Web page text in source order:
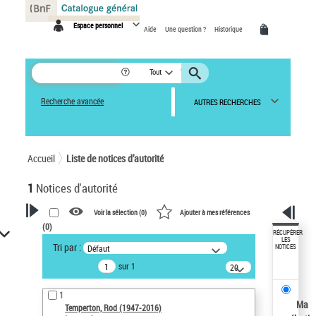
Espace personnel Aide Une question ? Historique
Tout
Recherche avancée AUTRES RECHERCHES
Accueil Liste de notices d’autorité
1 Notices d'autorité
VOTRE RECHERCHE
Recherche avancée dans les
notices d’autorité
Œuvres liées à l'auteur :
Temperton, Rod (1947-2016)
Voir la sélection (0) Ajouter à mes références
(0)
Tri par : Défaut
sur 1
20
résultats/page
1
Temperton, Rod (1947-2016)
RÉCUPÉRER
LES
NOTICES
Ma
Panneau de gestion des cookies